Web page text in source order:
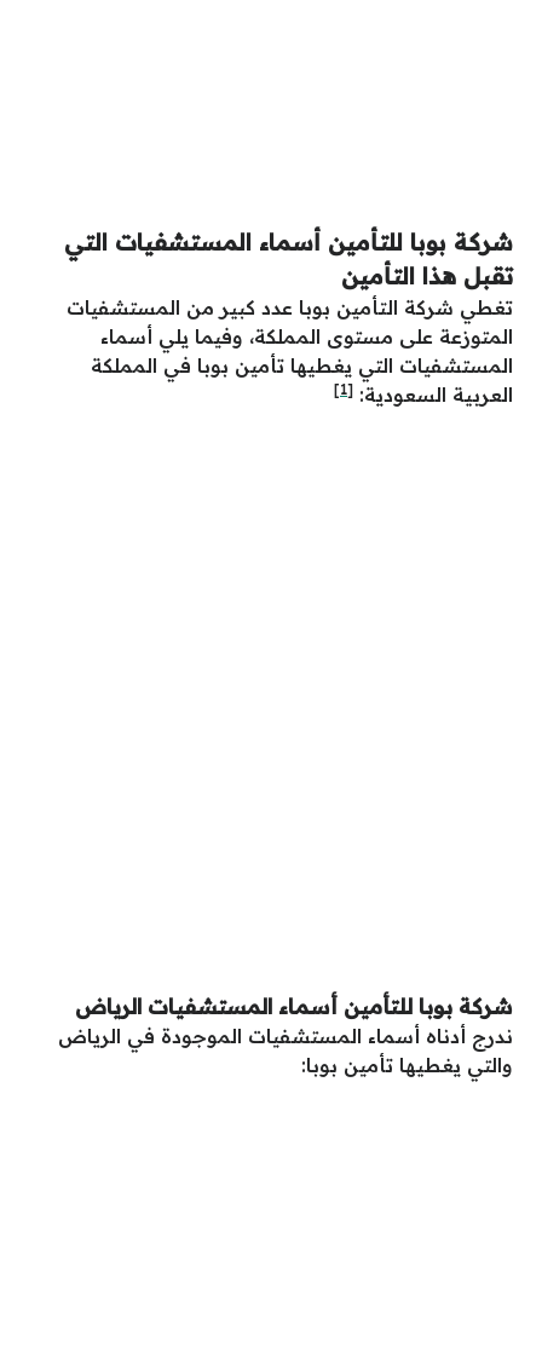
شركة بوبا للتأمين أسماء المستشفيات التي
تقبل هذا التأمين
تغطي شركة التأمين بوبا عدد كبير من المستشفيات
المتوزعة على مستوى المملكة، وفيما يلي أسماء
المستشفيات التي يغطيها تأمين بوبا في المملكة
العربية السعودية: [1]
شركة بوبا للتأمين أسماء المستشفيات الرياض
ندرج أدناه أسماء المستشفيات الموجودة في الرياض
والتي يغطيها تأمين بوبا: